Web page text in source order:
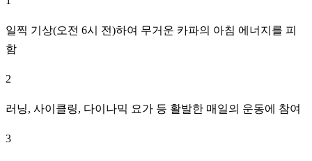
일찍 기상(오전 6시 전)하여 무거운 카파의 아침 에너지를 피
함
2
러닝, 사이클링, 다이나믹 요가 등 활발한 매일의 운동에 참여
3